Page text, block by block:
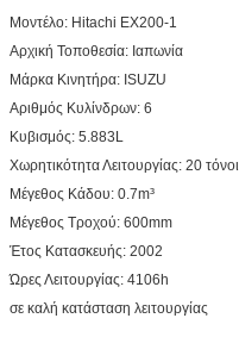
Μοντέλο: Hitachi EX200-1
Αρχική Τοποθεσία: Ιαπωνία
Μάρκα Κινητήρα: ISUZU
Αριθμός Κυλίνδρων: 6
Κυβισμός: 5.883L
Χωρητικότητα Λειτουργίας: 20 τόνοι
Μέγεθος Κάδου: 0.7m³
Μέγεθος Τροχού: 600mm
Έτος Κατασκευής: 2002
Ώρες Λειτουργίας: 4106h
σε καλή κατάσταση λειτουργίας